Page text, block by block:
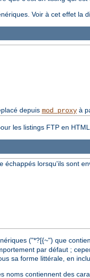
Voir à cet effet la
depuis mod_proxyà
les listings FTP en
échappés lorsqu'ils sont
("*?[{~") que
par défaut ;
sa forme littérale, en
contiennent des